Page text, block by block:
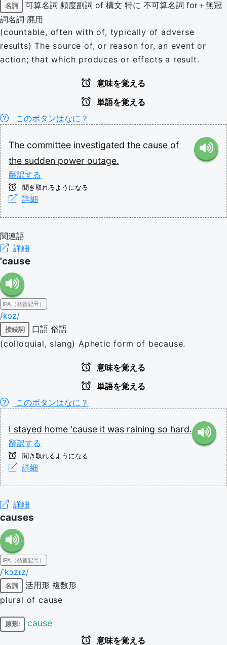
名詞 可算名詞 頻度副詞 of 構文 特に 不可算名詞 for＋無冠
詞名詞 廃用
(countable, often with of, typically of adverse
results) The source of, or reason for, an event or
action; that which produces or effects a result.
意味を覚える
単語を覚える
このボタンはなに？
The committee investigated the cause of
the sudden power outage.
翻訳する
聞き取れるようになる
詳細
関連語
詳細
'cause
IPA（発音記号）
/kɔz/
接続詞 口語 俗語
(colloquial, slang) Aphetic form of because.
意味を覚える
単語を覚える
このボタンはなに？
I stayed home 'cause it was raining so hard.
翻訳する
聞き取れるようになる
詳細
詳細
causes
IPA（発音記号）
/ˈkɔzɪz/
名詞 活用形 複数形
plural of cause
原形: cause
意味を覚える